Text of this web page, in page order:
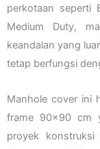
perkotaan seperti
Medium Duty,
keandalan yang
tetap berfungsi
Manhole cover ini
frame 90×90 cm
proyek